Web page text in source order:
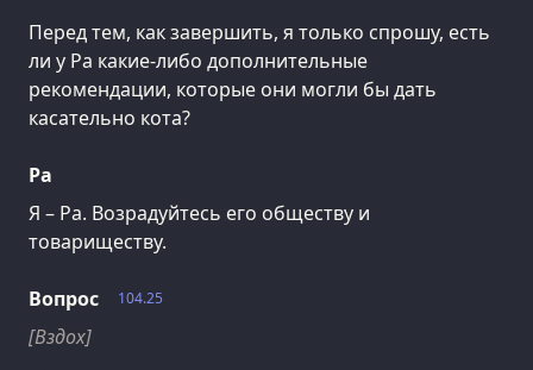
Перед тем, как завершить, я только спрошу, есть
ли у Ра какие-либо дополнительные
рекомендации, которые они могли бы дать
касательно кота?
Ра
Я – Ра. Возрадуйтесь его обществу и
товариществу.
104.25
Вопрос
[Вздох]